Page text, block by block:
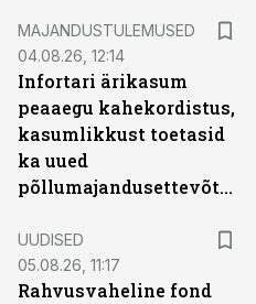
MAJANDUSTULEMUSED
04.08.26, 12:14
Infortari ärikasum
peaaegu kahekordistus,
kasumlikkust toetasid
ka uued
põllumajandusettevõtted
UUDISED
05.08.26, 11:17
Rahvusvaheline fond